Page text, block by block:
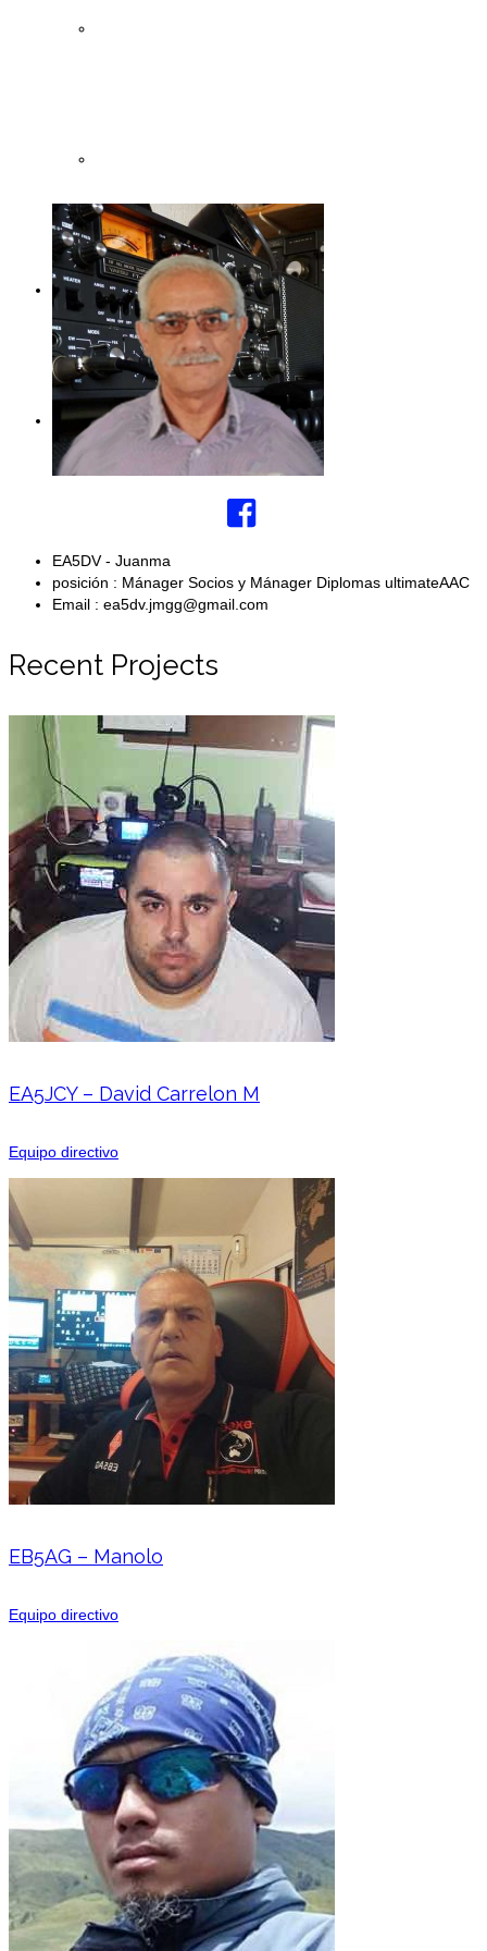
Contáctemos
Donaciones
EA5DV - Juanma
posición : Mánager Socios y Mánager Diplomas ultimateAAC
Email : ea5dv.jmgg@gmail.com
Recent Projects
EA5JCY – David Carrelon M
Equipo directivo
EB5AG – Manolo
Equipo directivo